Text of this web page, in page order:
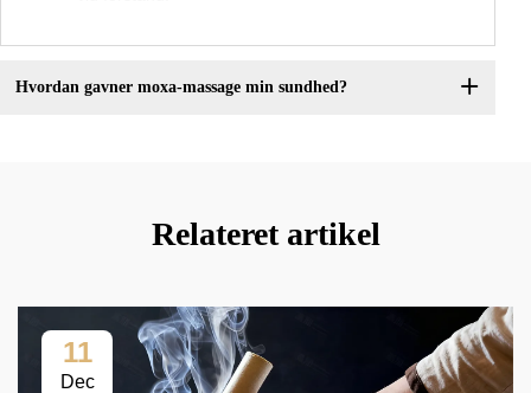
Hvordan gavner moxa-massage min sundhed?
Relateret artikel
11
Dec